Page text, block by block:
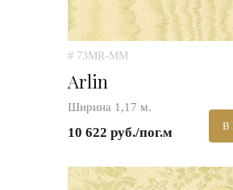
# 73MR-MM
Arlin
Ширина 1,17 м.
10 622 руб./пог.м В